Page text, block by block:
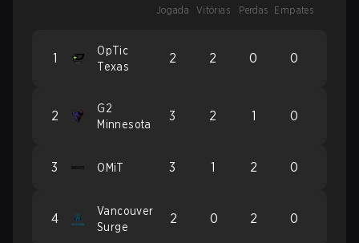
Jogada Vitórias Perdas Empates
1
OpTic
Texas
2 2 0 0
2
G2
Minnesota
3 2 1 0
3 OMiT 3 1 2 0
4
Vancouver
Surge
2 0 2 0